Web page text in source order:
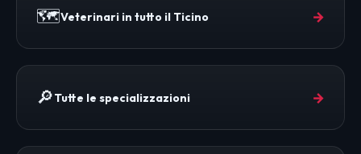
🗺️Veterinari in tutto il Ticino →
🔎Tutte le specializzazioni →